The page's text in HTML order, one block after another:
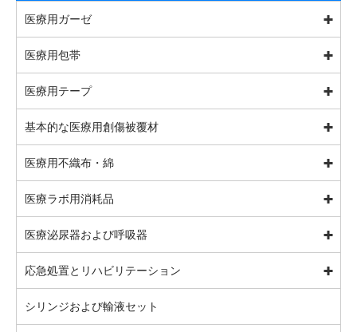
医療用ガーゼ
医療用包帯
医療用テープ
基本的な医療用創傷被覆材
医療用不織布・綿
医療ラボ用消耗品
医療泌尿器および呼吸器
応急処置とリハビリテーション
シリンジおよび輸液セット